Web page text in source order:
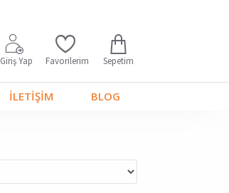
Giriş Yap Favorilerim Sepetim
İLETİŞİM BLOG